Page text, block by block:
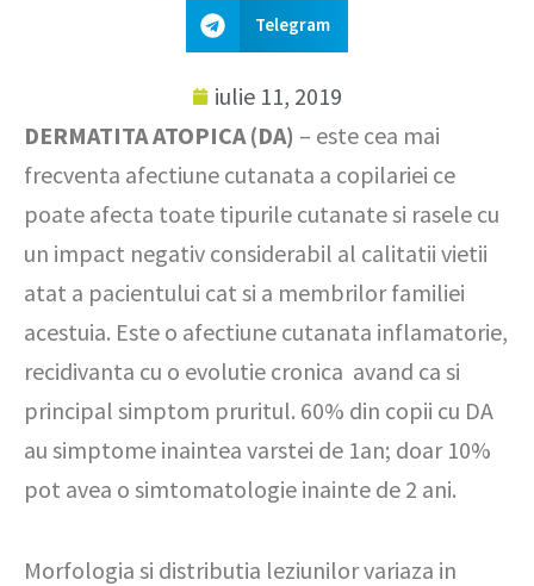
Telegram
iulie 11, 2019
DERMATITA ATOPICA (DA) – este cea mai
frecventa afectiune cutanata a copilariei ce
poate afecta toate tipurile cutanate si rasele cu
un impact negativ considerabil al calitatii vietii
atat a pacientului cat si a membrilor familiei
acestuia. Este o afectiune cutanata inflamatorie,
recidivanta cu o evolutie cronica avand ca si
principal simptom pruritul. 60% din copii cu DA
au simptome inaintea varstei de 1an; doar 10%
pot avea o simtomatologie inainte de 2 ani.
Morfologia si distributia leziunilor variaza in